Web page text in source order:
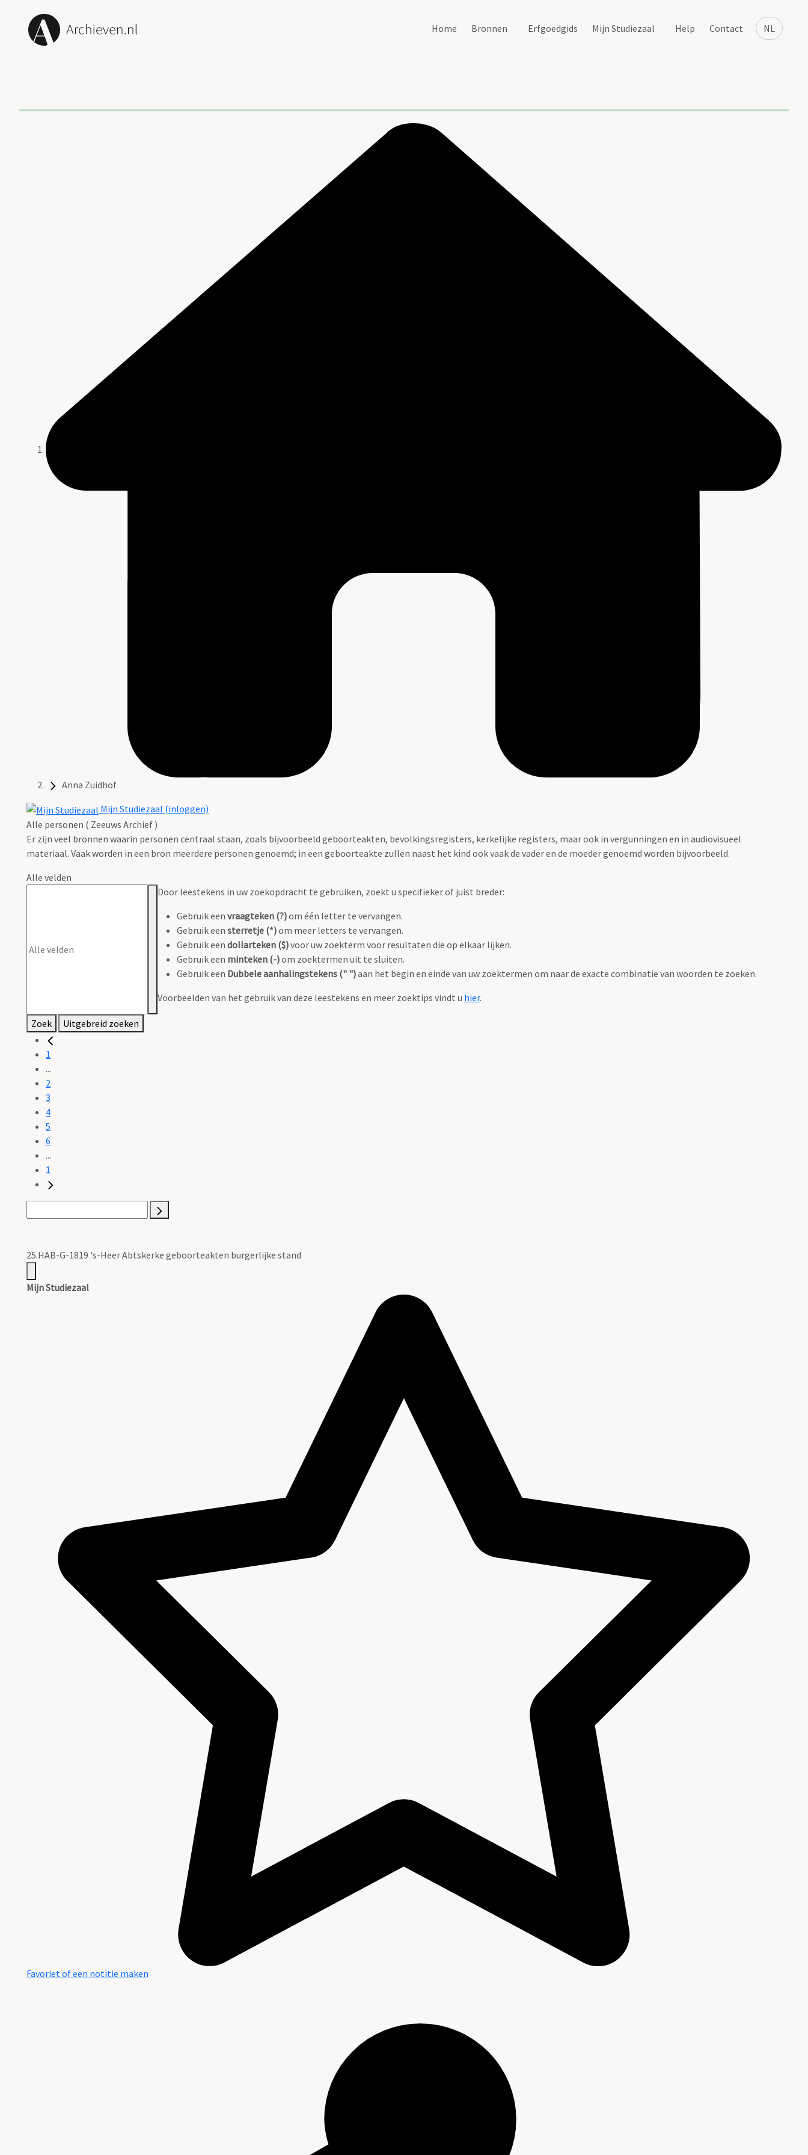
NL
Home Bronnen Erfgoedgids Mijn Studiezaal Help Contact
Anna Zuidhof
Mijn Studiezaal (inloggen)
Alle personen ( Zeeuws Archief )
Er zijn veel bronnen waarin personen centraal staan, zoals bijvoorbeeld geboorteakten, bevolkingsregisters, kerkelijke registers, maar ook in vergunningen en in audiovisueel
materiaal. Vaak worden in een bron meerdere personen genoemd; in een geboorteakte zullen naast het kind ook vaak de vader en de moeder genoemd worden bijvoorbeeld.
Alle velden
Door leestekens in uw zoekopdracht te gebruiken, zoekt u specifieker of juist breder:
Gebruik een vraagteken (?)om één letter te vervangen.
Gebruik een sterretje (*)om meer letters te vervangen.
Gebruik een dollarteken ($)voor uw zoekterm voor resultaten die op elkaar lijken.
Gebruik een minteken (-)om zoektermen uit te sluiten.
Gebruik een Dubbele aanhalingstekens (" ")aan het begin en einde van uw zoektermen om naar de exacte combinatie van woorden te zoeken.
Voorbeelden van het gebruik van deze leestekens en meer zoektips vindt u hier.
Zoek Uitgebreid zoeken
1
...
2
3
4
5
6
...
1
25.HAB-G-1819 's-Heer Abtskerke geboorteakten burgerlijke stand
Mijn Studiezaal
Favoriet of een notitie maken